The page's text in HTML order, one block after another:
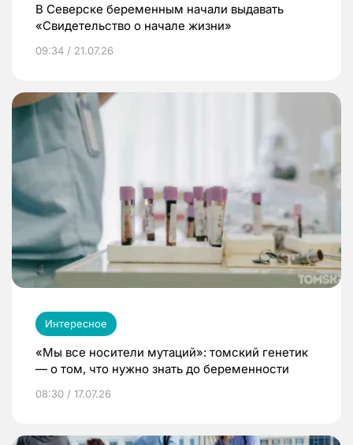
В Северске беременным начали выдавать
«Свидетельство о начале жизни»
09:34 / 21.07.26
Интересное
«Мы все носители мутаций»: томский генетик
— о том, что нужно знать до беременности
08:30 / 17.07.26